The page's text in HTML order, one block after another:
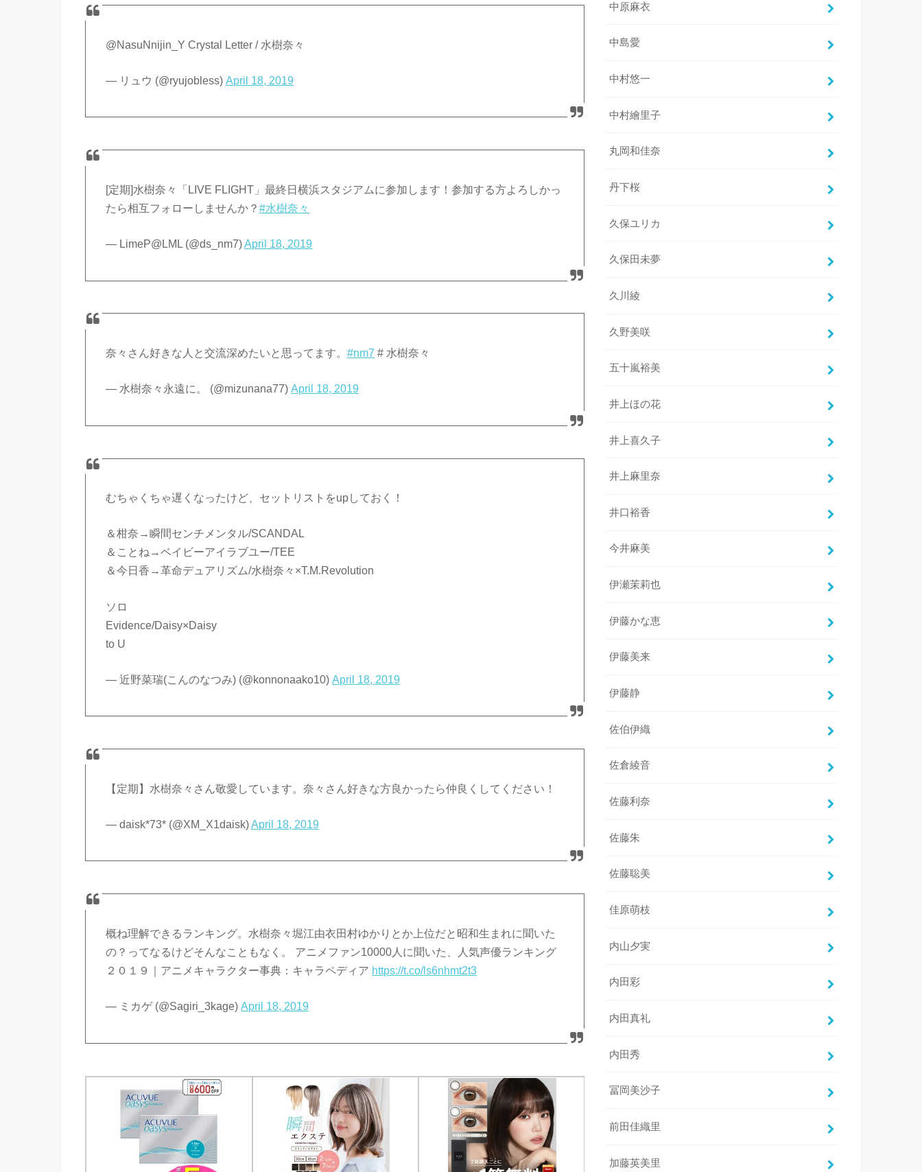
@NasuNnijin_Y Crystal Letter / 水樹奈々
— リュウ (@ryujobless)April 18, 2019
[定期]水樹奈々「LIVE FLIGHT」最終日横浜スタジアムに参加します！参加する方よろしかっ
たら相互フォローしませんか？#水樹奈々
— LimeP@LML (@ds_nm7)April 18, 2019
奈々さん好きな人と交流深めたいと思ってます。#nm7 # 水樹奈々
— 水樹奈々永遠に。 (@mizunana77)April 18, 2019
むちゃくちゃ遅くなったけど、セットリストをupしておく！
＆柑奈→瞬間センチメンタル/SCANDAL
＆ことね→ベイビーアイラブユー/TEE
＆今日香→革命デュアリズム/水樹奈々×T.M.Revolution
ソロ
Evidence/Daisy×Daisy
to U
— 近野菜瑞(こんのなつみ) (@konnonaako10)April 18, 2019
【定期】水樹奈々さん敬愛しています。奈々さん好きな方良かったら仲良くしてください！
— daisk*73* (@XM_X1daisk)April 18, 2019
概ね理解できるランキング。水樹奈々堀江由衣田村ゆかりとか上位だと昭和生まれに聞いた
の？ってなるけどそんなこともなく。 アニメファン10000人に聞いた、人気声優ランキング
２０１９｜アニメキャラクター事典：キャラペディア https://t.co/ls6nhmt2t3
— ミカゲ (@Sagiri_3kage)April 18, 2019
中原麻衣
中島愛
中村悠一
中村繪里子
丸岡和佳奈
丹下桜
久保ユリカ
久保田未夢
久川綾
久野美咲
五十嵐裕美
井上ほの花
井上喜久子
井上麻里奈
井口裕香
今井麻美
伊瀬茉莉也
伊藤かな恵
伊藤美来
伊藤静
佐伯伊織
佐倉綾音
佐藤利奈
佐藤朱
佐藤聡美
佳原萌枝
内山夕実
内田彩
内田真礼
内田秀
冨岡美沙子
前田佳織里
加藤英美里